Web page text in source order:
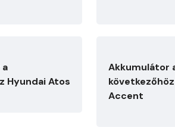
Hyundai Atos
Akkumulátor
Accent